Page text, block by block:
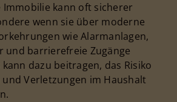
Immobilie kann oft sicherer
wenn sie über moderne
wie Alarmanlagen,
und barrierefreie Zugänge
dazu beitragen, das Risiko
Verletzungen im Haushalt